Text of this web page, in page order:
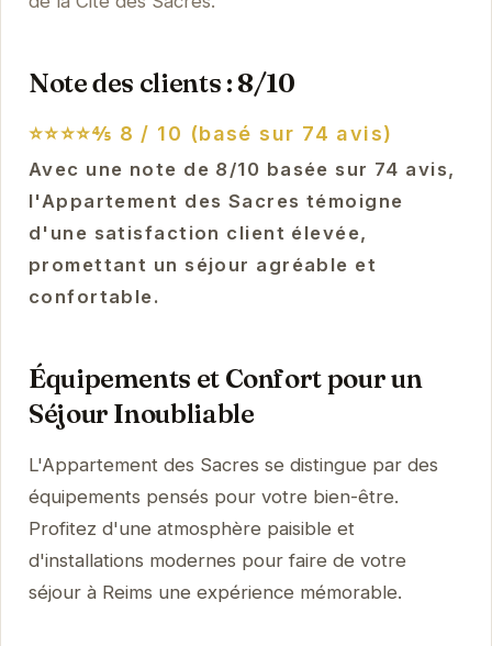
Note des clients : 8/10
⭐⭐⭐⭐⅘ 8 / 10 (basé sur 74 avis)
Avec une note de 8/10 basée sur 74 avis,
l'Appartement des Sacres témoigne
d'une satisfaction client élevée,
promettant un séjour agréable et
confortable.
Équipements et Confort pour un
Séjour Inoubliable
L'Appartement des Sacres se distingue par des
équipements pensés pour votre bien-être.
Profitez d'une atmosphère paisible et
d'installations modernes pour faire de votre
séjour à Reims une expérience mémorable.